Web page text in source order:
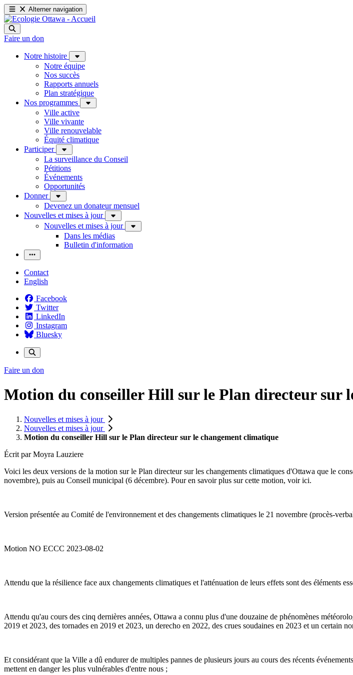
Alterner navigation
Faire un don
Notre histoire
Notre équipe
Nos succès
Rapports annuels
Plan stratégique
Nos programmes
Ville active
Ville vivante
Ville renouvelable
Équité climatique
Participer
La surveillance du Conseil
Pétitions
Événements
Opportunités
Donner
Devenez un donateur mensuel
Nouvelles et mises à jour
Nouvelles et mises à jour
Dans les médias
Bulletin d'information
Contact
English
Facebook
Twitter
LinkedIn
Instagram
Bluesky
Faire un don
Motion du conseiller Hill sur le Plan directeur sur
Nouvelles et mises à jour
Nouvelles et mises à jour
Motion du conseiller Hill sur le Plan directeur sur le changement climatique
Écrit parMoyra Lauziere
Voici les deux versions de la motion sur le Plan directeur sur les changements climatiques d'Ottawa que le
novembre), puis au Conseil municipal (6 décembre). Pour en savoir plus sur cette motion, voir ici.
Version présentée au Comité de l'environnement et des changements climatiques le 21 novembre (procès-
Motion NO ECCC 2023-08-02
Attendu que la résilience face aux changements climatiques et l'atténuation de leurs effets sont des éléments
Attendu qu'au cours des cinq dernières années, Ottawa a connu plus d'une douzaine de phénomènes
2019 et 2023, des tornades en 2019 et 2023, un derecho en 2022, des crues soudaines en 2023 et un certain
Et considérant que la Ville a dû endurer de multiples pannes de plusieurs jours au cours des récents
mettent en danger les plus vulnérables d'entre nous ;